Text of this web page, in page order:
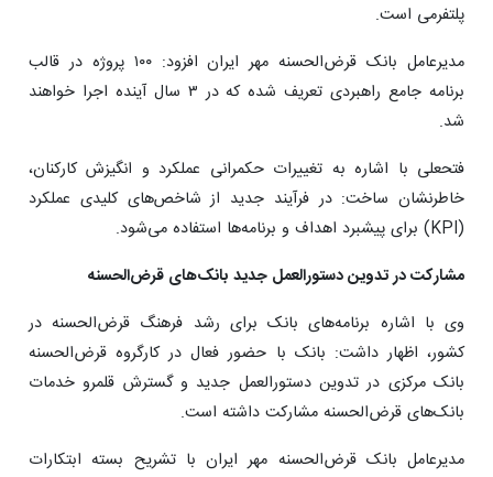
پلتفرمی است.
مدیرعامل بانک قرض‌الحسنه مهر ایران افزود: ۱۰۰ پروژه در قالب
برنامه جامع راهبردی تعریف شده که در ۳ سال آینده اجرا خواهند
شد.
فتحعلی با اشاره به تغییرات حکمرانی عملکرد و انگیزش کارکنان،
خاطرنشان ساخت: در فرآیند جدید از شاخص‌های کلیدی عملکرد
(KPI‌) برای پیشبرد اهداف و برنامه‌ها استفاده می‌شود.
مشارکت در تدوین دستورالعمل جدید بانک‌های قرض‌الحسنه
وی با اشاره برنامه‌های بانک برای رشد فرهنگ قرض‌الحسنه در
کشور، اظهار داشت: بانک با حضور فعال در کارگروه قرض‌الحسنه
بانک مرکزی در تدوین دستورالعمل جدید و گسترش قلمرو خدمات
بانک‌های قرض‌الحسنه مشارکت داشته است.
مدیرعامل بانک قرض‌الحسنه مهر ایران با تشریح بسته ابتکارات